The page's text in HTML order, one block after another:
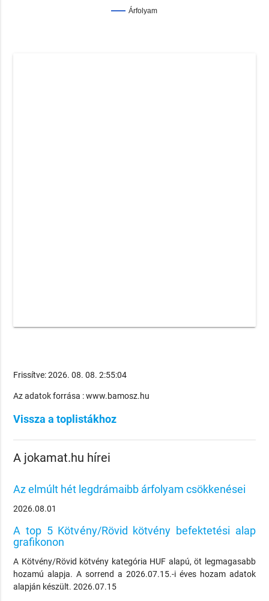
Árfolyam
Frissítve: 2026. 08. 08. 2:55:04
Az adatok forrása : www.bamosz.hu
Vissza a toplistákhoz
A jokamat.hu hírei
Az elmúlt hét legdrámaibb árfolyam csökkenései
2026.08.01
A top 5 Kötvény/Rövid kötvény befektetési alap
grafikonon
A Kötvény/Rövid kötvény kategória HUF alapú, öt legmagasabb
hozamú alapja. A sorrend a 2026.07.15.-i éves hozam adatok
alapján készült. 2026.07.15